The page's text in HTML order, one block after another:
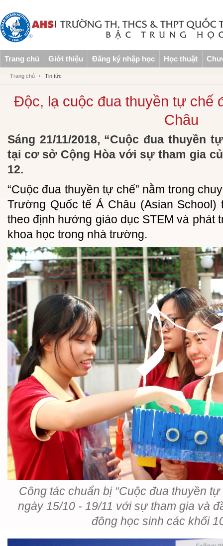
Trang chủ Giới thiệu Đăng ký nhập học Học thuật
Trang chủ Tin tức
Độc, lạ cuộc đua thuyền tự chế
Châu
Sáng 21/11/2018, “Cuộc đua thuyền
tại cơ sở Cộng Hòa với sự tham gia
12.
“Cuộc đua thuyền tự chế” nằm trong
Trường Quốc tế Á Châu (Asian
theo định hướng giáo dục STEM và phát
khoa học trong nhà trường.
Công tác chuẩn bị “Cuộc đua thuyền
ngày 15/10 - 19/11 với sự tham gia và
đông học sinh các khối